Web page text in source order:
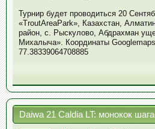
Турнир будет проводиться 20
«TroutAreaPark», Казахстан,
район, с. Рыскулово, Абдрахман
Михалыча». Координаты
77.38339064708885
Daiwa 21 Caldia LT: монокок